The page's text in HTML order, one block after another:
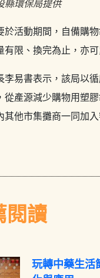
縣環保局提供
於活動期間，自備購
有限、換完為止，亦
李易書表示，該局以
從產源減少購物用塑
其他市集攤商一同加入
閱讀
玩轉中藥生活